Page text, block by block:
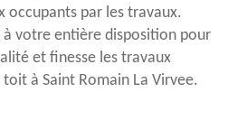
occupants par les travaux.
à votre entière disposition pour
et finesse les travaux
à Saint Romain La Virvee.